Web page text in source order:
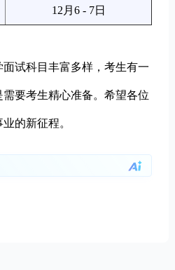
12月6 - 7日
试科目丰富多样，考生有一
要考生精心准备。希望各位
的新征程。